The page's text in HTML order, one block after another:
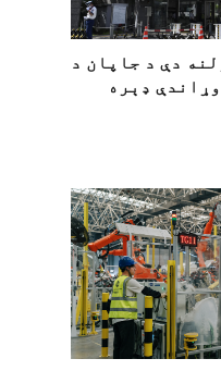
دې د جاپان د
ډېره